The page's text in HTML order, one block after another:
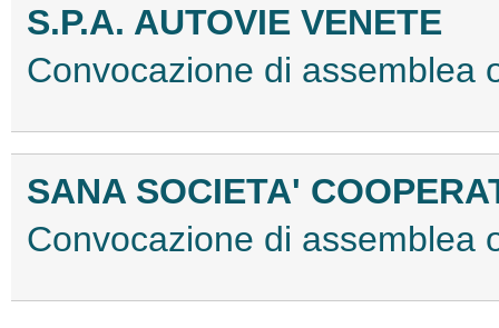
S.P.A. AUTOVIE VENETE
Convocazione di assemblea
SANA SOCIETA'
Convocazione di assemblea